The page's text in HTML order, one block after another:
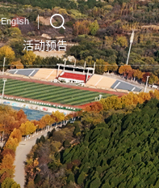
English
活动预告